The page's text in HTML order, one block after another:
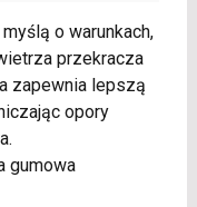
o warunkach,
przekracza
zapewnia lepszą
opory
gumowa